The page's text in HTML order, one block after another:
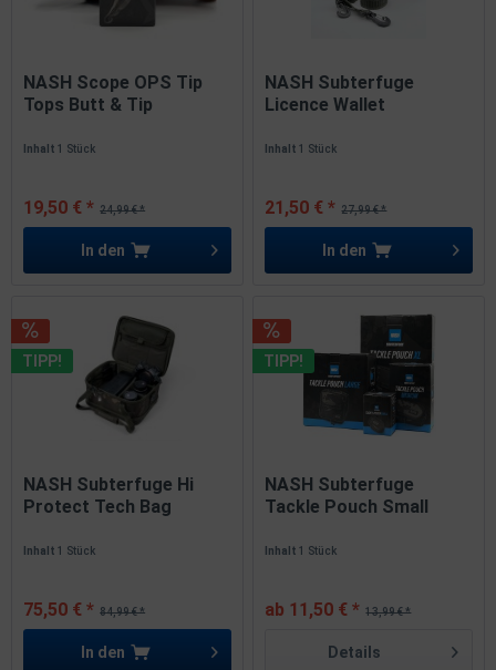
NASH Scope OPS Tip
Tops Butt & Tip
Inhalt1 Stück
24,99 € *
19,50 € *
In den
NASH Subterfuge
Licence Wallet
Inhalt1 Stück
27,99 € *
21,50 € *
In den
TIPP!
NASH Subterfuge Hi
Protect Tech Bag
Inhalt1 Stück
84,99 € *
75,50 € *
In den
TIPP!
NASH Subterfuge
Tackle Pouch Small
Inhalt1 Stück
13,99 € *
ab 11,50 € *
Details